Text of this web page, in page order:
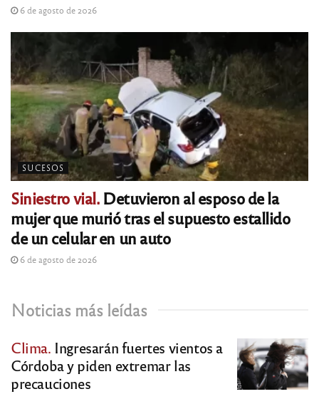
6 de agosto de 2026
SUCESOS
Siniestro vial.Detuvieron al esposo de la
mujer que murió tras el supuesto estallido
de un celular en un auto
6 de agosto de 2026
Noticias más leídas
Clima. Ingresarán fuertes vientos a
Córdoba y piden extremar las
precauciones